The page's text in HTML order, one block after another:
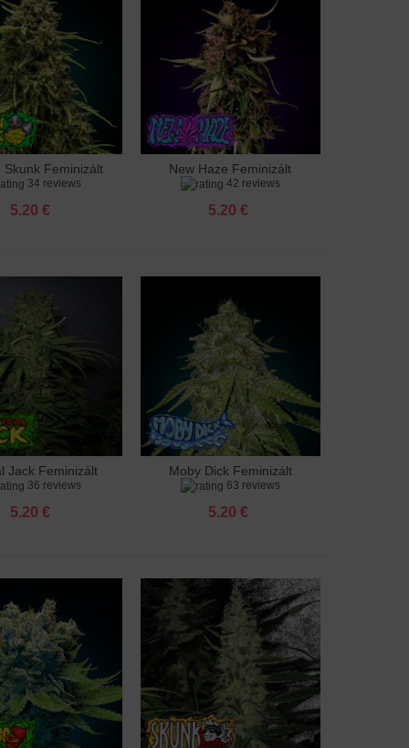
a kosárhoz
Skunk Feminizált
34 reviews
5.20 €
Hozzáadás a kosárhoz
New Haze Feminizált
42 reviews
5.20 €
a kosárhoz
Jack Feminizált
36 reviews
5.20 €
Hozzáadás a kosárhoz
Moby Dick Feminizált
63 reviews
5.20 €